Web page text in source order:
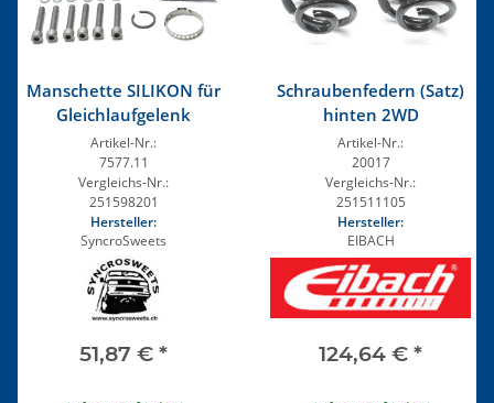
Manschette SILIKON für
Gleichlaufgelenk
Artikel-Nr.:
7577.11
Vergleichs-Nr.:
251598201
Hersteller:
SyncroSweets
51,87 € *
Schraubenfedern (Satz)
hinten 2WD
Artikel-Nr.:
20017
Vergleichs-Nr.:
251511105
Hersteller:
EIBACH
124,64 € *